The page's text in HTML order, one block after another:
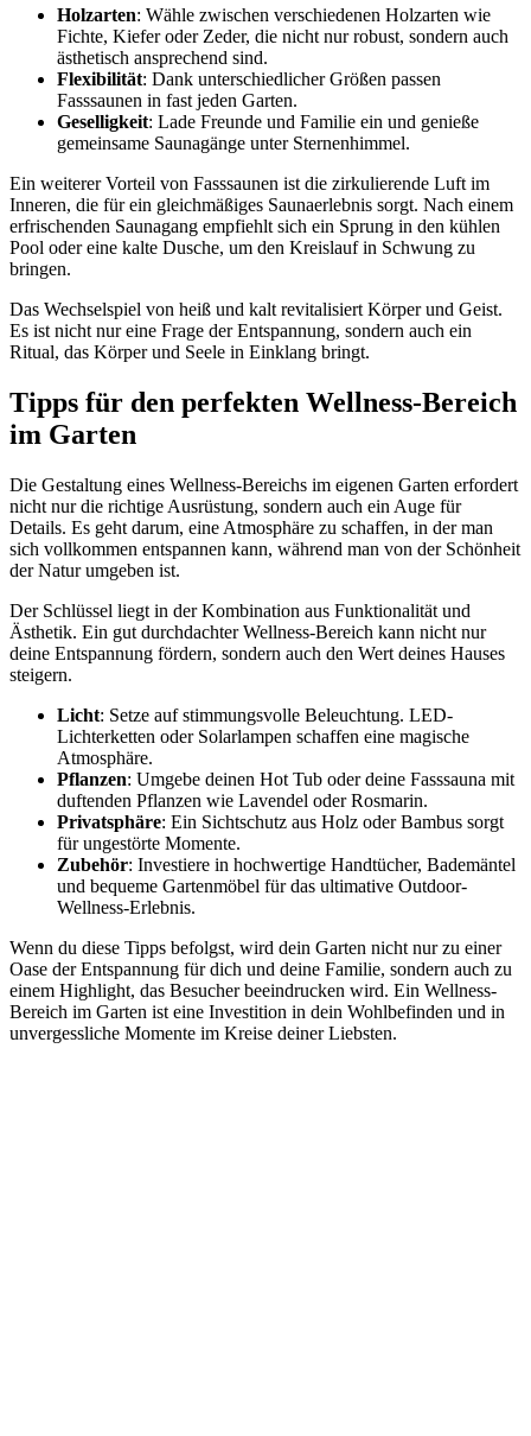
Holzarten: Wähle zwischen verschiedenen Holzarten wie
Fichte, Kiefer oder Zeder, die nicht nur robust, sondern auch
ästhetisch ansprechend sind.
Flexibilität: Dank unterschiedlicher Größen passen
Fasssaunen in fast jeden Garten.
Geselligkeit: Lade Freunde und Familie ein und genieße
gemeinsame Saunagänge unter Sternenhimmel.
Ein weiterer Vorteil von Fasssaunen ist die zirkulierende Luft im
Inneren, die für ein gleichmäßiges Saunaerlebnis sorgt. Nach einem
erfrischenden Saunagang empfiehlt sich ein Sprung in den kühlen
Pool oder eine kalte Dusche, um den Kreislauf in Schwung zu
bringen.
Das Wechselspiel von heiß und kalt revitalisiert Körper und Geist.
Es ist nicht nur eine Frage der Entspannung, sondern auch ein
Ritual, das Körper und Seele in Einklang bringt.
Tipps für den perfekten Wellness-Bereich
im Garten
Die Gestaltung eines Wellness-Bereichs im eigenen Garten erfordert
nicht nur die richtige Ausrüstung, sondern auch ein Auge für
Details. Es geht darum, eine Atmosphäre zu schaffen, in der man
sich vollkommen entspannen kann, während man von der Schönheit
der Natur umgeben ist.
Der Schlüssel liegt in der Kombination aus Funktionalität und
Ästhetik. Ein gut durchdachter Wellness-Bereich kann nicht nur
deine Entspannung fördern, sondern auch den Wert deines Hauses
steigern.
Licht: Setze auf stimmungsvolle Beleuchtung. LED-
Lichterketten oder Solarlampen schaffen eine magische
Atmosphäre.
Pflanzen: Umgebe deinen Hot Tub oder deine Fasssauna mit
duftenden Pflanzen wie Lavendel oder Rosmarin.
Privatsphäre: Ein Sichtschutz aus Holz oder Bambus sorgt
für ungestörte Momente.
Zubehör: Investiere in hochwertige Handtücher, Bademäntel
und bequeme Gartenmöbel für das ultimative Outdoor-
Wellness-Erlebnis.
Wenn du diese Tipps befolgst, wird dein Garten nicht nur zu einer
Oase der Entspannung für dich und deine Familie, sondern auch zu
einem Highlight, das Besucher beeindrucken wird. Ein Wellness-
Bereich im Garten ist eine Investition in dein Wohlbefinden und in
unvergessliche Momente im Kreise deiner Liebsten.